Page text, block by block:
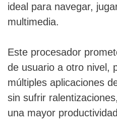
ideal para navegar,
multimedia.
Este procesador
de usuario a otro nivel,
múltiples aplicaciones
sin sufrir
una mayor